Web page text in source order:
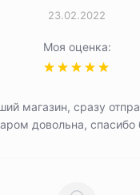
23.02.2022
Моя оценка:
магазин, сразу
довольна, спасибо